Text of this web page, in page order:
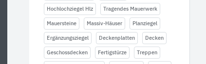
Hochlochziegel Hlz Tragendes Mauerwerk
Mauersteine Massiv-Häuser Planziegel
Ergänzungsziegel Deckenplatten Decken
Geschossdecken Fertigstürze Treppen